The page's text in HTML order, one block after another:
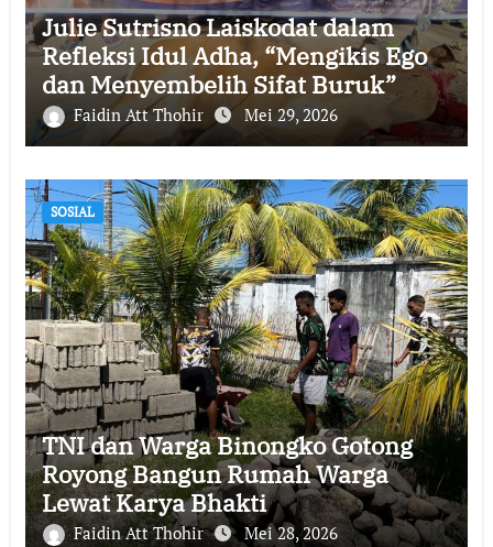
Julie Sutrisno Laiskodat dalam
Refleksi Idul Adha, “Mengikis Ego
dan Menyembelih Sifat Buruk”
Faidin Att Thohir Mei 29, 2026
SOSIAL
TNI dan Warga Binongko Gotong
Royong Bangun Rumah Warga
Lewat Karya Bhakti
Faidin Att Thohir Mei 28, 2026